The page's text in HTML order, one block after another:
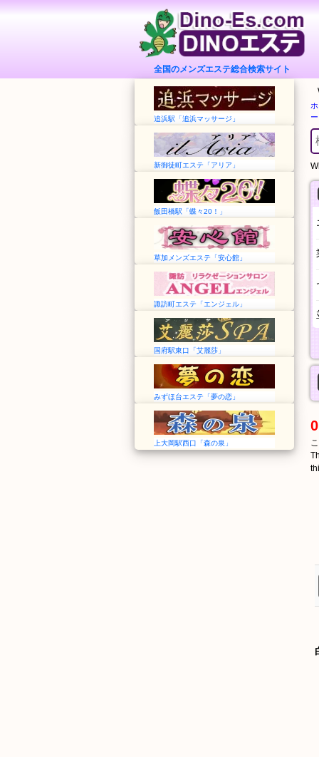
全国のメンズエステ総合検索サイト
追浜駅「追浜マッサージ」
新御徒町エステ「アリア」
飯田橋駅「蝶々20！」
草加メンズエステ「安心館」
諏訪町エステ「エンジェル」
国府駅東口「艾麗莎」
みずほ台エステ「夢の恋」
上大岡駅西口「森の泉」
0